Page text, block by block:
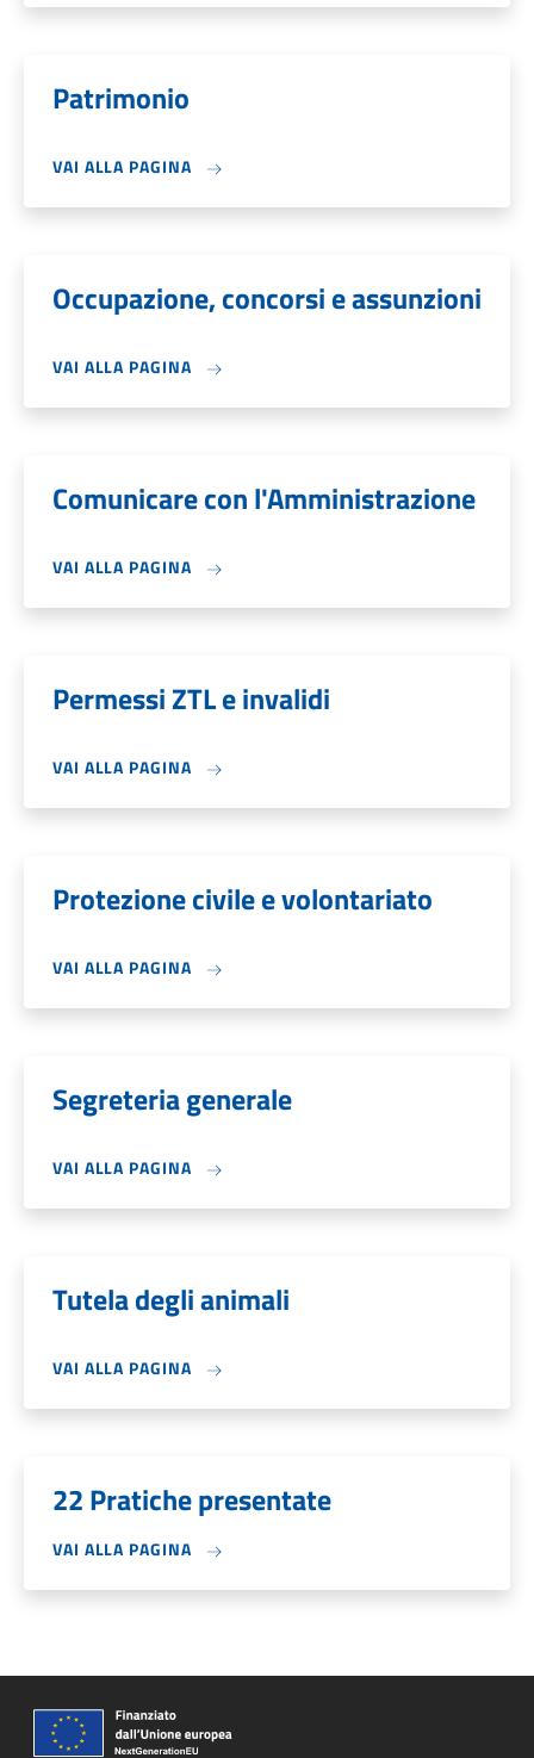
Patrimonio
VAI ALLA PAGINA
Occupazione, concorsi e assunzioni
VAI ALLA PAGINA
Comunicare con l'Amministrazione
VAI ALLA PAGINA
Permessi ZTL e invalidi
VAI ALLA PAGINA
Protezione civile e volontariato
VAI ALLA PAGINA
Segreteria generale
VAI ALLA PAGINA
Tutela degli animali
VAI ALLA PAGINA
22 Pratiche presentate
VAI ALLA PAGINA